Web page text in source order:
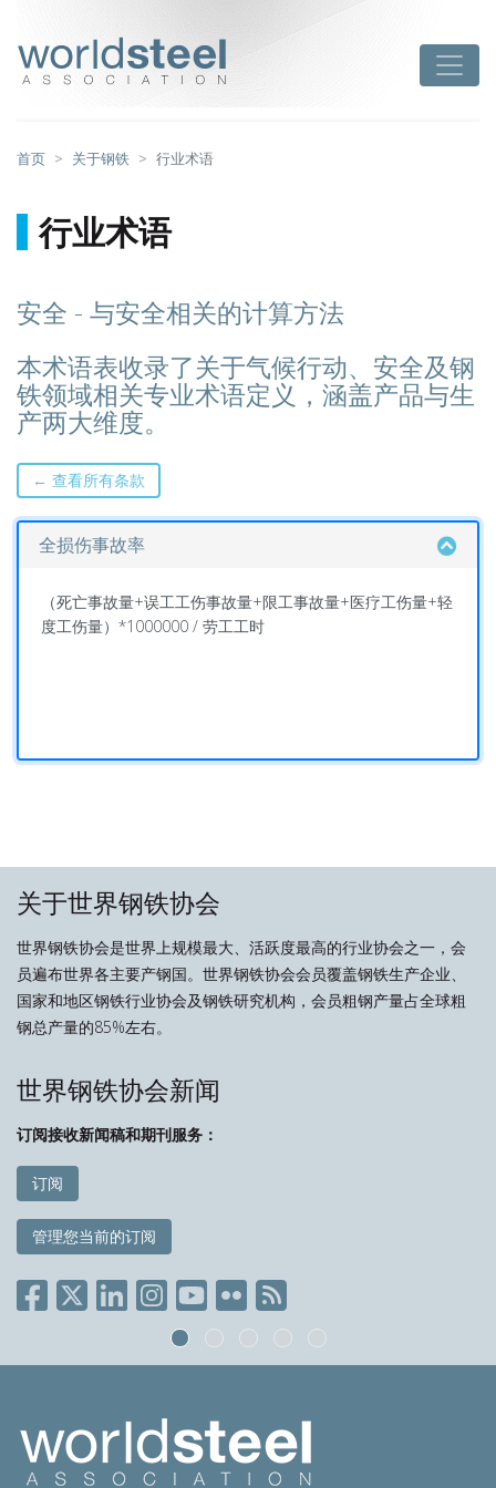
首页 关于钢铁 行业术语
行业术语
安全 - 与安全相关的计算方法
本术语表收录了关于气候行动、安全及钢
铁领域相关专业术语定义，涵盖产品与生
产两大维度。
← 查看所有条款
全损伤事故率
（死亡事故量+误工工伤事故量+限工事故量+医疗工伤量+轻
度工伤量）*1000000 / 劳工工时
关于世界钢铁协会
世界钢铁协会是世界上规模最大、活跃度最高的行业协会之一，会
员遍布世界各主要产钢国。世界钢铁协会会员覆盖钢铁生产企业、
国家和地区钢铁行业协会及钢铁研究机构，会员粗钢产量占全球粗
钢总产量的85%左右。
世界钢铁协会新闻
订阅接收新闻稿和期刊服务：
订阅
管理您当前的订阅